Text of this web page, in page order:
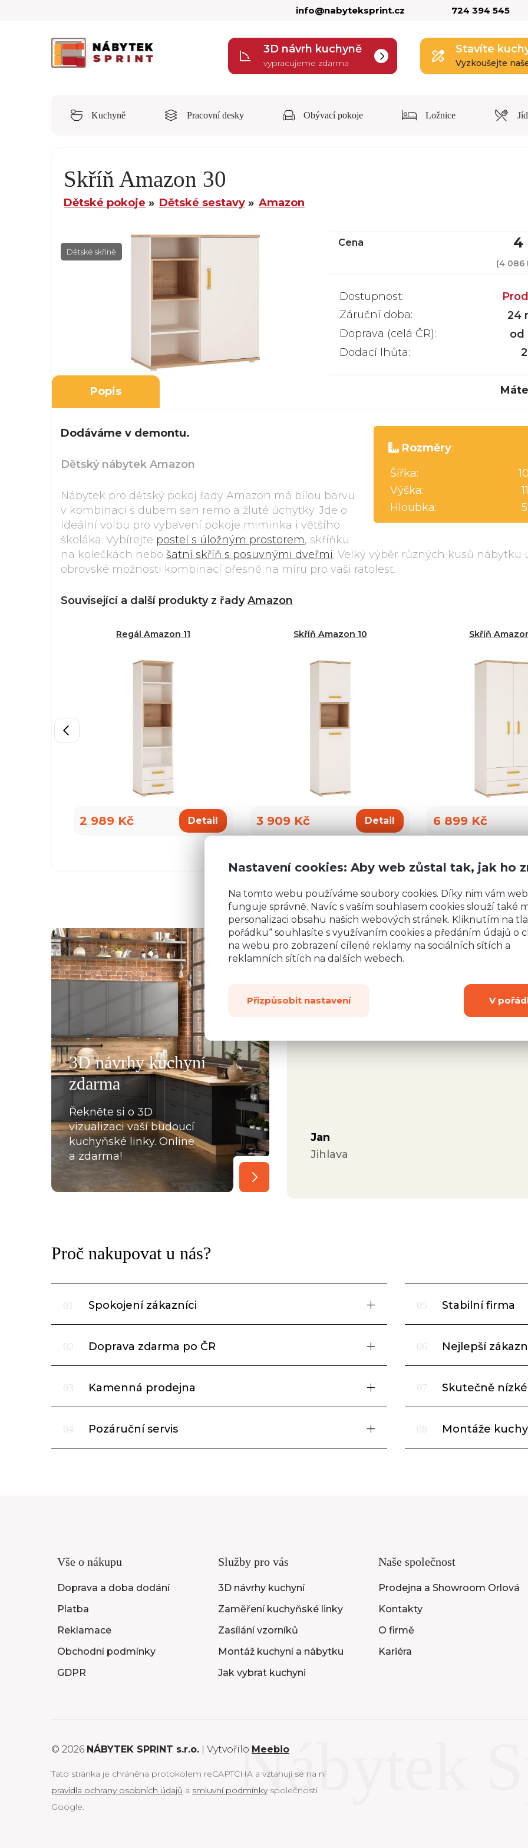
info@nabyteksprint.cz 724 394 545
3D návrh kuchyně
vypracujeme zdarma
Stavíte
Vyzkoušejte
Kuchyně Pracovní desky Obývací pokoje Ložnice
Skříň Amazon 30
Dětské pokoje Dětské sestavy Amazon
Dětské skříně
Cena 4
(4 086
Dostupnost:
Záruční doba:
24
Doprava (celá ČR):
od
Dodací lhůta:
Popis
Rozměry:
Šířka:
Výška:
Hloubka:
Dodáváme v demontu.
Dětský nábytek Amazon
Nábytek pro dětský pokoj řady Amazon má bílou barvu
v kombinaci s dubem san remo a žluté úchytky. Jde o
ideální volbu pro vybavení pokoje miminka i většího
školáka. Vybírejte postel s úložným prostorem, skříňku
na kolečkách nebo šatní skříň s posuvnými dveřmi. Velký výběr různých kusů nábytku
obrovské možnosti kombinací přesně na míru pro vaši ratolest.
Související a další produkty z řadyAmazon
Regál Amazon 11
2 989 Kč Detail
Skříň Amazon 10
3 909 Kč Detail
Skříň
6 899 Kč
3D návrhy kuchyní
zdarma
Řekněte si o 3D
vizualizaci vaší budoucí
kuchyňské linky. Online
a zdarma!
deseti. Kuchyň je krásná a kvalitní. Ochotný personál,
mi pomohla se vším a komunikovala ihned, bez prodlení.
které jsme postupně upravovaly, stejně tak mi poslala i
pracovních desek a korpusů skříní. Montéři u nás strávili
s každou překážkou, která na ně ať už ze strany
křivých zdí apod., vykoukla. Nakonec při předání
Jsem nadšený z vašeho rychlého jednání,
spoustu odpovědí. Váš přístup je zřejmě
hodně za Vámi. Moc děkuji za odpověď a
Jan
Jihlava
Proč nakupovat u nás?
01 Spokojení zákazníci
02 Doprava zdarma po ČR
03 Kamenná prodejna
04 Pozáruční servis
05 Stabilní firma
06 Nejlepší
07 Skutečně
08 Montáže
Vše o nákupu
Doprava a doba dodání
Platba
Reklamace
Obchodní podmínky
GDPR
Služby pro vás
3D návrhy kuchyní
Zaměření kuchyňské linky
Zasílání vzorníků
Montáž kuchyní a nábytku
Jak vybrat kuchyni
Naše společnost
Prodejna a Showroom Orlová
Kontakty
O firmě
Kariéra
© 2026 NÁBYTEK SPRINT s.r.o. | Vytvořilo Meebio
Tato stránka je chráněna protokolem reCAPTCHA a vztahují se na ní
pravidla ochrany osobních údajů a smluvní podmínkyspolečnosti
Google.
Nastavení cookies: Aby web zůstal tak, jak ho
Na tomto webu používáme soubory cookies. Díky nim vám web
funguje správně. Navíc s vaším souhlasem cookies slouží také
personalizaci obsahu našich webových stránek. Kliknutím na
pořádku“ souhlasíte s využívaním cookies a předáním údajů o
na webu pro zobrazení cílené reklamy na sociálních sítích a
reklamních sítích na dalších webech.
Přizpůsobit nastavení V